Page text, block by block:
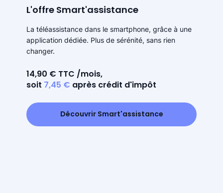
L'offre Smart'assistance
La téléassistance dans le smartphone, grâce à une
application dédiée. Plus de sérénité, sans rien
changer.
14,90 € TTC /mois,
soit 7,45 € après crédit d'impôt
Découvrir Smart'assistance